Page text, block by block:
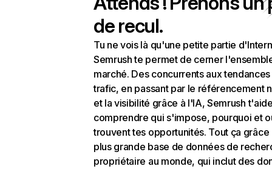
de recul.
Tu ne vois là qu'une petite partie
Semrush te permet de cerner
marché. Des concurrents aux
trafic, en passant par le référencement
et la visibilité grâce à l'IA, Semrush
comprendre qui s'impose, pourquoi et
trouvent tes opportunités. Tout ça grâce
plus grande base de données de
propriétaire au monde, qui inclut des